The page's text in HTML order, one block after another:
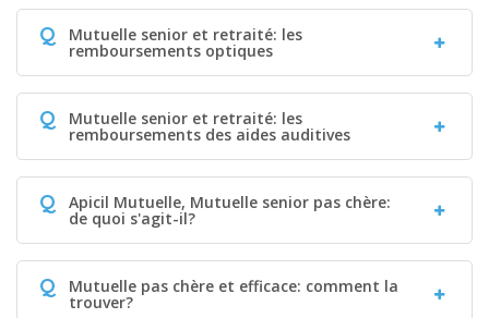
Q Mutuelle senior et retraité: les
remboursements optiques
Q Mutuelle senior et retraité: les
remboursements des aides auditives
Q Apicil Mutuelle, Mutuelle senior pas chère:
de quoi s'agit-il?
Q Mutuelle pas chère et efficace: comment la
trouver?